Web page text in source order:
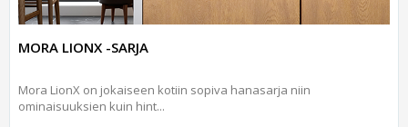
MORA LIONX -SARJA
Mora LionX on jokaiseen kotiin sopiva hanasarja niin
ominaisuuksien kuin hint...